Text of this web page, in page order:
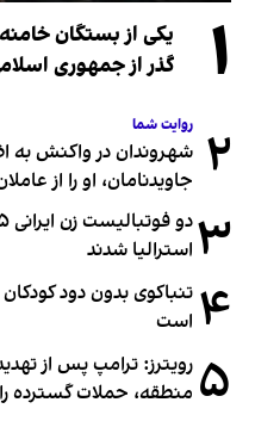
۱
یکی از بستگان
گذر از جمهوری
۲ روایت شما
شهروندان در واکنش به
جاویدنامان، او را از
۳ استرالیا شدند
۴ تنباکوی بدون دود کودکان
است
۵ رویترز: ترامپ پس از
منطقه، حملات گسترده